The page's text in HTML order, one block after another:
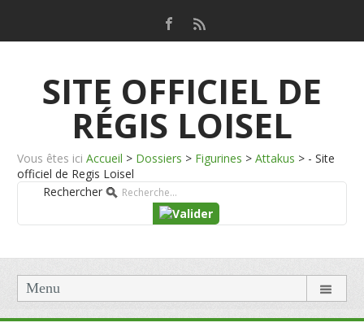
SITE OFFICIEL DE
RÉGIS LOISEL
Vous êtes ici Accueil > Dossiers > Figurines > Attakus > - Site
officiel de Regis Loisel
Rechercher
Menu